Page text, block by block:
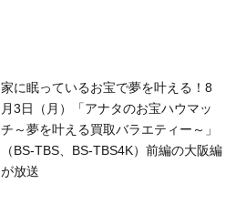
家に眠っているお宝で夢を叶える！8
月3日（月）「アナタのお宝ハウマッ
チ～夢を叶える買取バラエティー～」
（BS-TBS、BS-TBS4K）前編の大阪編
が放送